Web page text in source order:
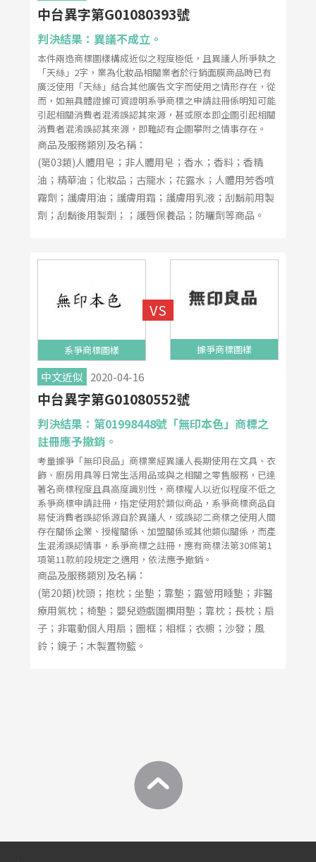
中台異字第G01080393號
判決結果：異議不成立。
本件兩造商標圖樣構成近似之程度極低，且異議人所爭執之
「天絲」2字，業為化妝品相關業者於行銷面膜商品時已有
廣泛使用「天絲」結合其他廣告文字而使用之情形存在，從
而，如無具體證據可資證明系爭商標之申請註冊係明知可能
引起相關消費者混淆誤認其來源，甚或原本即企圖引起相關
消費者混淆誤認其來源，即難認有企圖攀附之情事存在。
商品及服務類別及名稱：
(第03類)人體用皂；非人體用皂；香水；香料；香精
油；精華油；化妝品；古龍水；花露水；人體用芳香噴
霧劑；護膚用油；護膚用霜；護膚用乳液；刮鬍前用製
劑；刮鬍後用製劑；；護唇保養品；防曬劑等商品。
系爭商標圖樣 據爭商標圖樣
中文近似 2020-04-16
中台異字第G01080552號
判決結果：第01998448號「無印本色」商標之
註冊應予撤銷。
考量據爭「無印良品」商標業經異議人長期使用在文具、衣
飾、廚房用具等日常生活用品或與之相關之零售服務，已達
著名商標程度且具高度識別性，商標權人以近似程度不低之
系爭商標申請註冊，指定使用於類似商品，系爭商標商品自
易使消費者誤認係源自於異議人，或誤認二商標之使用人間
存在關係企業、授權關係、加盟關係或其他類似關係，而產
生混淆誤認情事，系爭商標之註冊，應有商標法第30條第1
項第11款前段規定之適用，依法應予撤銷。
商品及服務類別及名稱：
(第20類)枕頭；抱枕；坐墊；靠墊；露營用睡墊；非醫
療用氣枕；椅墊；嬰兒遊戲圍欄用墊；靠枕；長枕；扇
子；非電動個人用扇；圖框；相框；衣櫥；沙發；風
鈴；鏡子；木製置物籃。